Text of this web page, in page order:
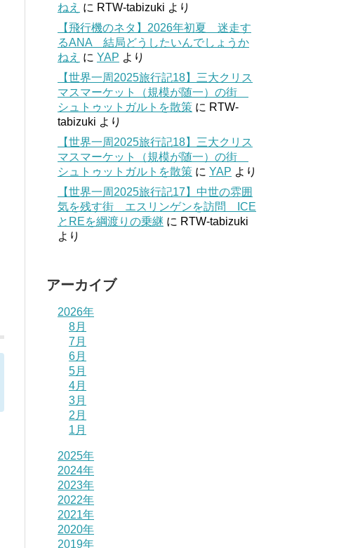
ねえ に RTW-tabizuki より
【飛行機のネタ】2026年初夏 迷走す
るANA 結局どうしたいんでしょうか
ねえ に YAP より
【世界一周2025旅行記18】三大クリス
マスマーケット（規模が随一）の街
シュトゥットガルトを散策 に RTW-
tabizuki より
【世界一周2025旅行記18】三大クリス
マスマーケット（規模が随一）の街
シュトゥットガルトを散策 に YAP より
【世界一周2025旅行記17】中世の雰囲
気を残す街 エスリンゲンを訪問 ICE
とREを綱渡りの乗継 に RTW-tabizuki
より
アーカイブ
2026年
8月
7月
6月
5月
4月
3月
2月
1月
2025年
2024年
2023年
2022年
2021年
2020年
2019年